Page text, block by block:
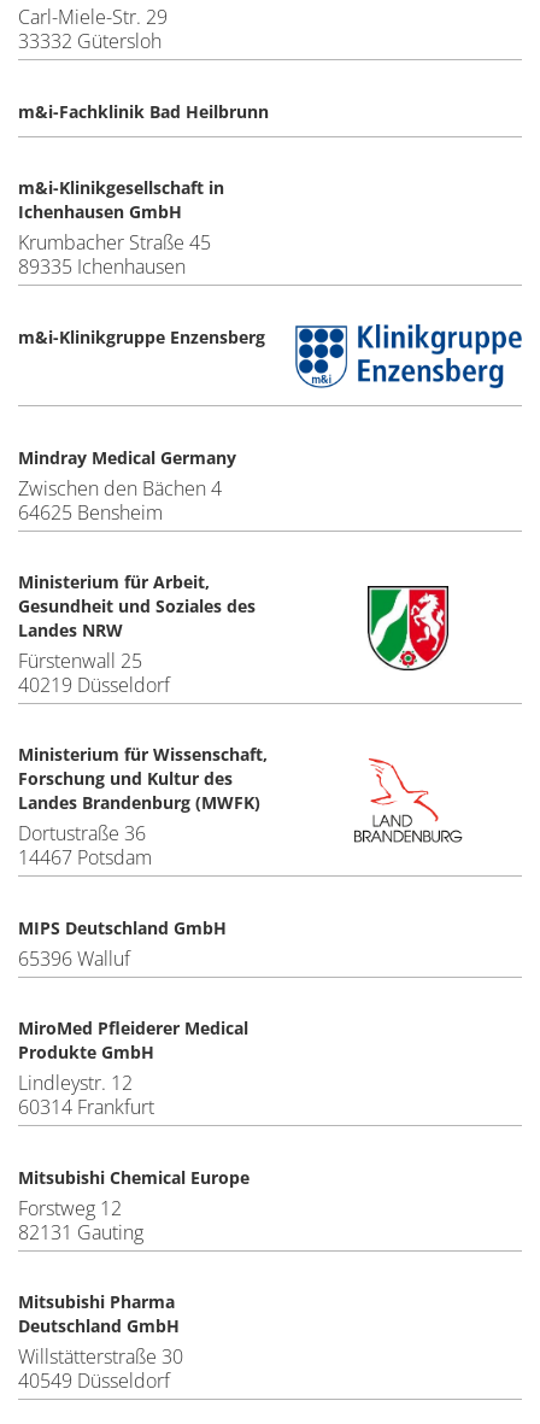
Carl-Miele-Str. 29
33332 Gütersloh
m&i-Fachklinik Bad Heilbrunn
m&i-Klinikgesellschaft in
Ichenhausen GmbH
Krumbacher Straße 45
89335 Ichenhausen
m&i-Klinikgruppe Enzensberg
Mindray Medical Germany
Zwischen den Bächen 4
64625 Bensheim
Ministerium für Arbeit,
Gesundheit und Soziales des
Landes NRW
Fürstenwall 25
40219 Düsseldorf
Ministerium für Wissenschaft,
Forschung und Kultur des
Landes Brandenburg (MWFK)
Dortustraße 36
14467 Potsdam
MIPS Deutschland GmbH
65396 Walluf
MiroMed Pfleiderer Medical
Produkte GmbH
Lindleystr. 12
60314 Frankfurt
Mitsubishi Chemical Europe
Forstweg 12
82131 Gauting
Mitsubishi Pharma
Deutschland GmbH
Willstätterstraße 30
40549 Düsseldorf